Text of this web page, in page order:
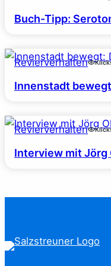
Buch-Tipp:
Revierverhalten
Innenstadt
Revierverhalten
Interview mit Jörg